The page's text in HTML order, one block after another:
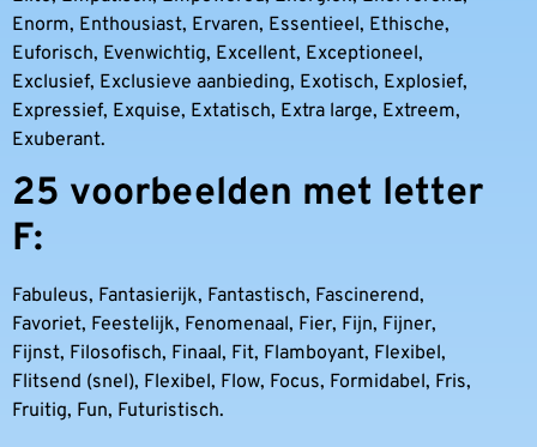
Enorm, Enthousiast, Ervaren, Essentieel, Ethische,
Euforisch, Evenwichtig, Excellent, Exceptioneel,
Exclusief, Exclusieve aanbieding, Exotisch, Explosief,
Expressief, Exquise, Extatisch, Extra large, Extreem,
Exuberant.
25 voorbeelden met letter
F:
Fabuleus, Fantasierijk, Fantastisch, Fascinerend,
Favoriet, Feestelijk, Fenomenaal, Fier, Fijn, Fijner,
Fijnst, Filosofisch, Finaal, Fit, Flamboyant, Flexibel,
Flitsend (snel), Flexibel, Flow, Focus, Formidabel, Fris,
Fruitig, Fun, Futuristisch.